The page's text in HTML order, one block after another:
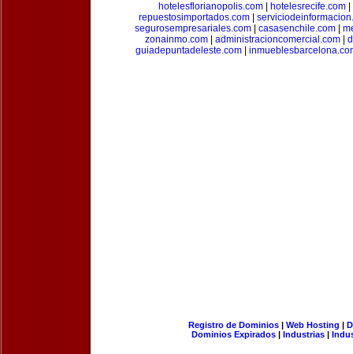
hotelesflorianopolis.com| hotelesrecife.com|
repuestosimportados.com|
segurosempresariales.com| casasenchile.com|
zonainmo.com
administracioncomercial.com
guiadepuntadeleste.com|
Registro de Dominios| Web Hosting |
Dominios Expirados | Industrias |